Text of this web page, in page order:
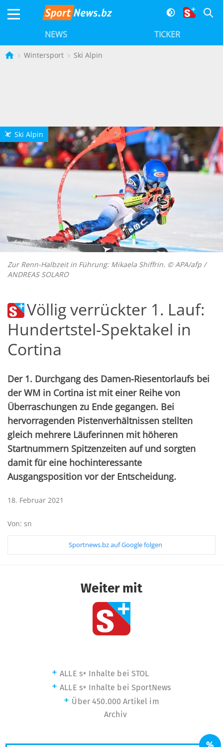
NEWS TICKER
Wintersport Ski Alpin
L Ski Alpin
Zur Renn-Halbzeit in Führung: Mikaela Shiffrin. © APA/afp /
ANDREAS SOLARO
Völlig verrückter 1. Lauf:
Hundertstel-Spektakel in
Cortina
Der 1. Durchgang des Damen-Riesentorlaufs bei
der WM in Cortina ist mit einer Reihe von
Überraschungen zu Ende gegangen. Bei
hervorragenden Pistenverhältnissen stellten
gleich mehrere Läuferinnen mit höheren
Startnummern Spitzenzeiten auf und sorgten
damit für eine hochinteressante
Ausgangsposition vor der Entscheidung.
18. Februar 2021
Von: sn
Sportnews.bz auf Google folgen